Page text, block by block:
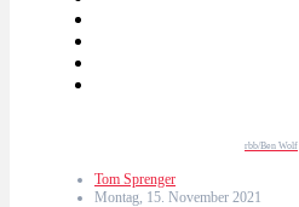
rbb/Ben Wolf
Tom Sprenger
Montag, 15. November 2021